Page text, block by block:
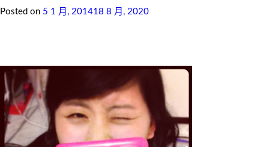
Posted on 5 1 月, 201418 8 月, 2020